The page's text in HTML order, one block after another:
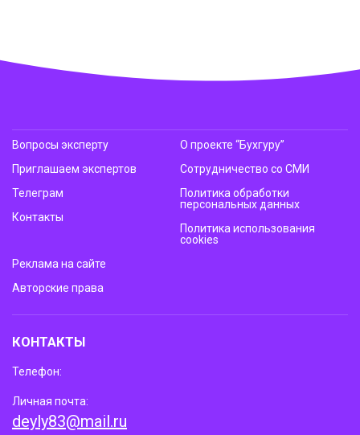
Вопросы эксперту
Приглашаем экспертов
Телеграм
Контакты
О проекте “Бухгуру”
Сотрудничество со СМИ
Политика обработки
персональных данных
Политика использования
cookies
Реклама на сайте
Авторские права
КОНТАКТЫ
Телефон:
Личная почта:
deyly83@mail.ru